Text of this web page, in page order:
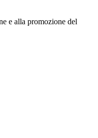
e alla promozione del